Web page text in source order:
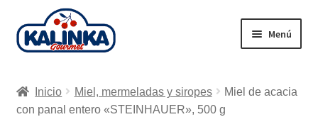
Ir
a
Ir
al
Menú
Tienda en línea
Inicio Miel, mermeladas y siropes
Miel de acacia
con panal entero «STEINHAUER», 500 g